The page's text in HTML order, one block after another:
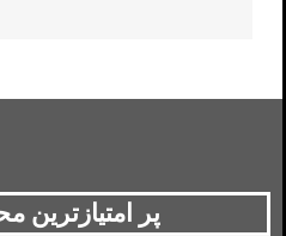
پر امتیازترین